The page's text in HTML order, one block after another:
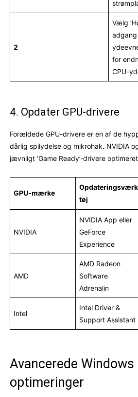
2
Vælg
adgang
for
CPU-
4. Opdater GPU-drivere
Forældede GPU-drivere er en af de
dårlig spilydelse og mikrohak. NVIDIA
jævnligt ‘Game Ready’-drivere
GPU-mærke
Opdateringsværk
tøj
NVIDIA
NVIDIA App eller
GeForce
Experience
AMD
AMD Radeon
Software
Adrenalin
Intel
Intel Driver &
Support Assistant
Avancerede
optimeringer